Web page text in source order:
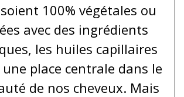
soient 100% végétales ou
avec des ingrédients
les huiles capillaires
place centrale dans le
de nos cheveux. Mais